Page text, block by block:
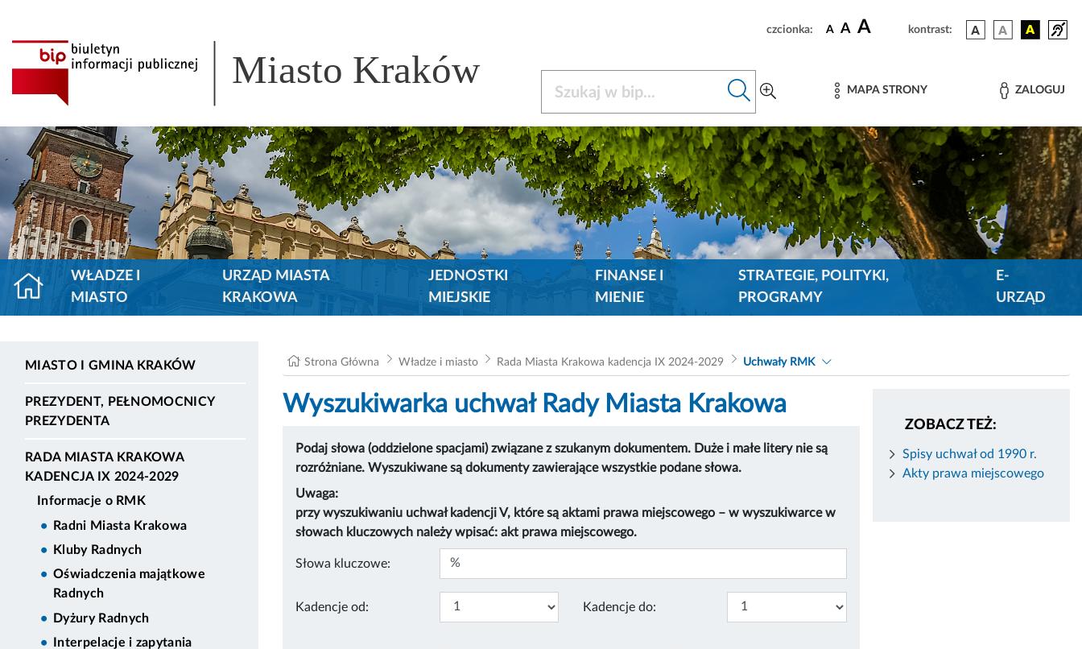
czcionka: A A A kontrast:
Miasto Kraków MAPA STRONY ZALOGUJ
WŁADZE I
MIASTO
URZĄD MIASTA
KRAKOWA
JEDNOSTKI
MIEJSKIE
FINANSE I
MIENIE
STRATEGIE, POLITYKI,
PROGRAMY
E-
URZĄD
MIASTO I GMINA KRAKÓW
PREZYDENT, PEŁNOMOCNICY
PREZYDENTA
RADA MIASTA KRAKOWA
KADENCJA IX 2024-2029
Informacje o RMK
Radni Miasta Krakowa
Kluby Radnych
Oświadczenia majątkowe
Radnych
Dyżury Radnych
Interpelacje i zapytania
Strona Główna Władze i miasto Rada Miasta Krakowa kadencja IX 2024-2029 Uchwały RMK
ZOBACZ TEŻ:
Spisy uchwał od 1990 r.
Akty prawa miejscowego
Wyszukiwarka uchwał Rady Miasta Krakowa
Podaj słowa (oddzielone spacjami) związane z szukanym dokumentem. Duże i małe litery nie są
rozróżniane. Wyszukiwane są dokumenty zawierające wszystkie podane słowa.
Uwaga:
przy wyszukiwaniu uchwał kadencji V, które są aktami prawa miejscowego – w wyszukiwarce w
słowach kluczowych należy wpisać: akt prawa miejscowego.
Słowa kluczowe:
Kadencje od: Kadencje do: